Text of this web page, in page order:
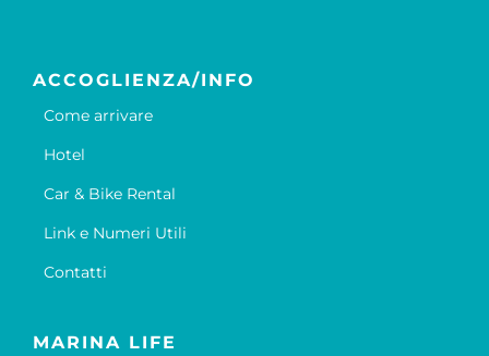
ACCOGLIENZA/INFO
Come arrivare
Hotel
Car & Bike Rental
Link e Numeri Utili
Contatti
MARINA LIFE